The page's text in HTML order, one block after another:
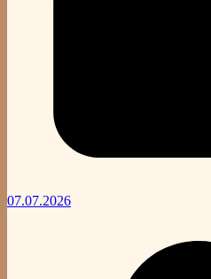
07.07.2026